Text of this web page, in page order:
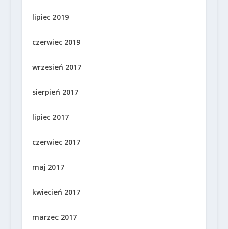
lipiec 2019
czerwiec 2019
wrzesień 2017
sierpień 2017
lipiec 2017
czerwiec 2017
maj 2017
kwiecień 2017
marzec 2017